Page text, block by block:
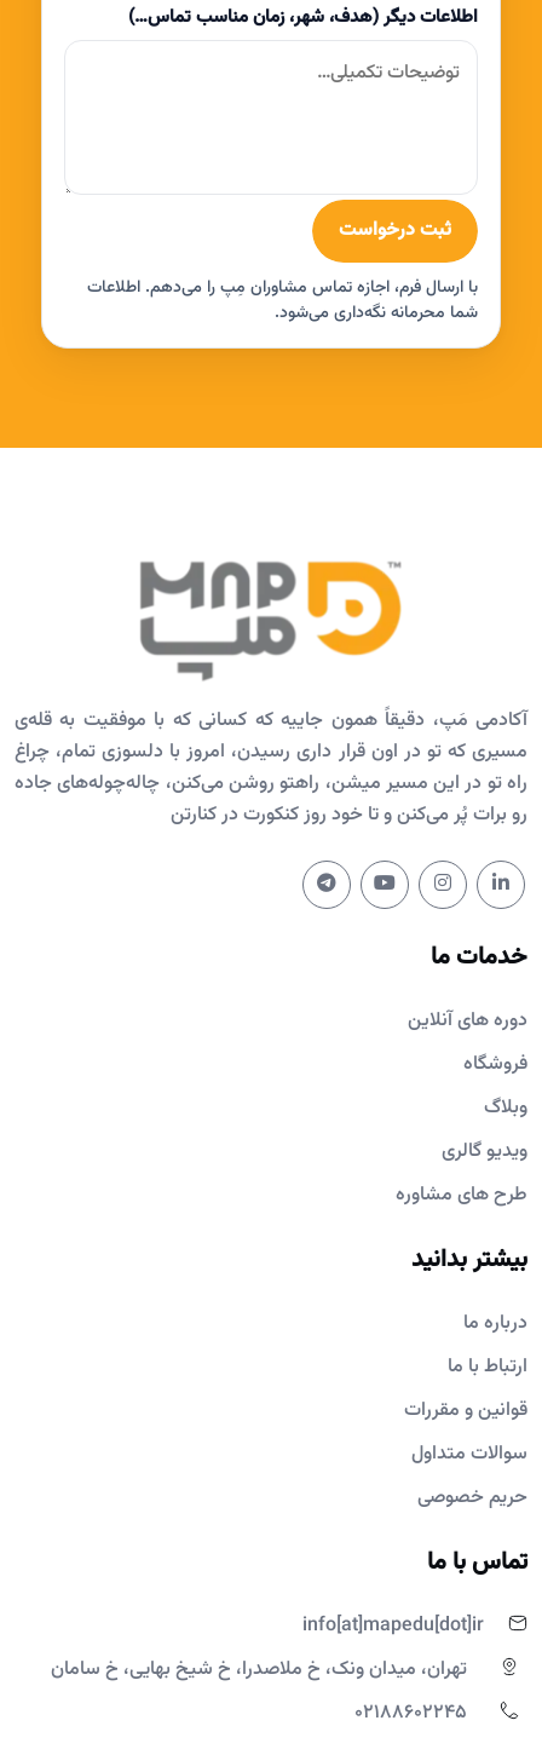
اطلاعات دیگر (هدف، شهر، زمان مناسب تماس…)
ثبت درخواست
با ارسال فرم، اجازه تماس مشاوران مِپ را می‌دهم. اطلاعات
شما محرمانه نگه‌داری می‌شود.
آکادمی مَپ، دقیقاً همون جاییه که کسانی که با موفقیت به قله‌ی
مسیری که تو در اون قرار داری رسیدن، امروز با دلسوزی تمام، چراغ
راه تو در این مسیر میشن، راهتو روشن می‌کنن، چاله‌چوله‌های جاده
رو برات پُر می‌کنن و تا خود روز کنکورت در کنارتن
خدمات ما
دوره های آنلاین
فروشگاه
وبلاگ
ویدیو گالری
طرح های مشاوره
بیشتر بدانید
درباره ما
ارتباط با ما
قوانین و مقررات
سوالات متداول
حریم خصوصی
تماس با ما
info[at]mapedu[dot]ir
تهران، میدان ونک، خ ملاصدرا، خ شیخ بهایی، خ سامان
02188602245